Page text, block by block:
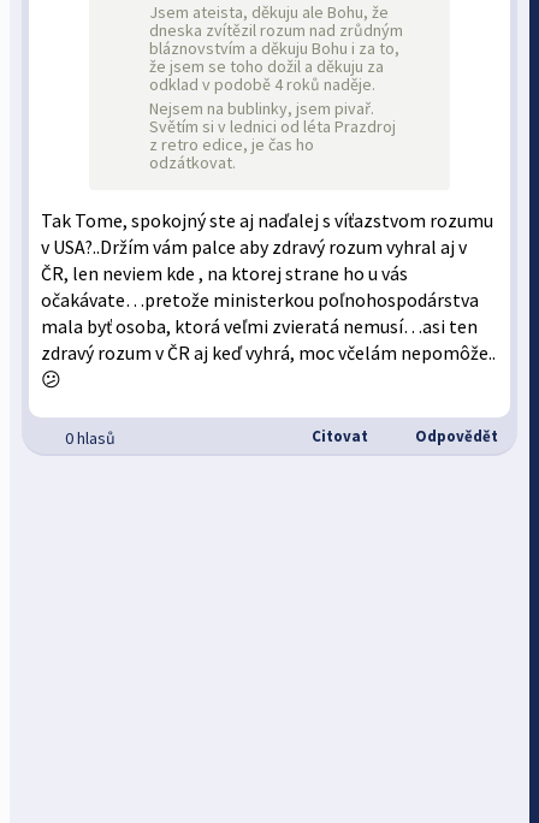
Jsem ateista, děkuju ale Bohu, že
dneska zvítězil rozum nad zrůdným
bláznovstvím a děkuju Bohu i za to,
že jsem se toho dožil a děkuju za
odklad v podobě 4 roků naděje.
Nejsem na bublinky, jsem pivař.
Světím si v lednici od léta Prazdroj
z retro edice, je čas ho
odzátkovat.
Tak Tome, spokojný ste aj naďalej s víťazstvom rozumu
v USA?..Držím vám palce aby zdravý rozum vyhral aj v
ČR, len neviem kde , na ktorej strane ho u vás
očakávate…pretože ministerkou poľnohospodárstva
mala byť osoba, ktorá veľmi zvieratá nemusí…asi ten
zdravý rozum v ČR aj keď vyhrá, moc včelám nepomôže..
😕
0 hlasů Citovat Odpovědět